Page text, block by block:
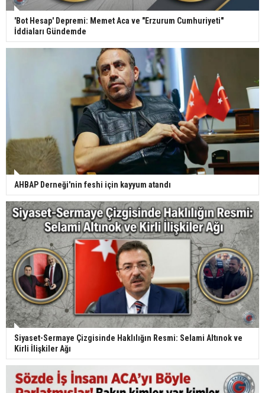
'Bot Hesap' Depremi: Memet Aca ve "Erzurum Cumhuriyeti"
İddiaları Gündemde
AHBAP Derneği'nin feshi için kayyum atandı
Siyaset-Sermaye Çizgisinde Haklılığın Resmi: Selami Altınok ve
Kirli İlişkiler Ağı